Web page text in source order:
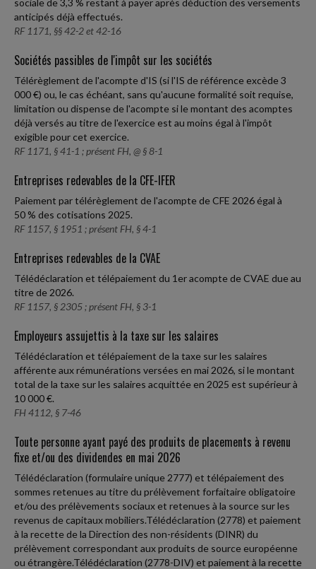
anticipés déjà effectués.
RF 1171, §§ 42-2 et 42-16
Sociétés passibles de l'impôt sur les sociétés
Télérèglement de l'acompte d'IS (si l'IS de référence excède 3
000 €) ou, le cas échéant, sans qu'aucune formalité soit requise,
limitation ou dispense de l'acompte si le montant des acomptes
déjà versés au titre de l'exercice est au moins égal à l'impôt
exigible pour cet exercice.
RF 1171, § 41-1 ; présent FH, @ § 8-1
Entreprises redevables de la CFE-IFER
Paiement par télérèglement de l'acompte de CFE 2026 égal à
50 % des cotisations 2025.
RF 1157, § 1951 ; présent FH, § 4-1
Entreprises redevables de la CVAE
Télédéclaration et télépaiement du 1er acompte de CVAE due au
titre de 2026.
RF 1157, § 2305 ; présent FH, § 3-1
Employeurs assujettis à la taxe sur les salaires
Télédéclaration et télépaiement de la taxe sur les salaires
afférente aux rémunérations versées en mai 2026, si le montant
total de la taxe sur les salaires acquittée en 2025 est supérieur à
10 000 €.
FH 4112, § 7-46
Toute personne ayant payé des produits de placements à revenu
fixe et/ou des dividendes en mai 2026
Télédéclaration (formulaire unique 2777) et télépaiement des
sommes retenues au titre du prélèvement forfaitaire obligatoire
et/ou des prélèvements sociaux et retenues à la source sur les
revenus de capitaux mobiliers.Télédéclaration (2778) et paiement
à la recette de la Direction des non-résidents (DINR) du
prélèvement correspondant aux produits de source européenne
ou étrangère.Télédéclaration (2778-DIV) et paiement à la recette